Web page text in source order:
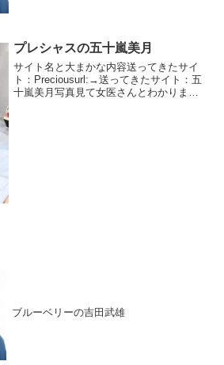
プレシャスの五十嵐美月
サイト名と大まかな内容送ってきたサイ
ト：Preciousurl:→送ってきたサイト：五
十嵐美月写真見て女医さんとわかります
ブルーベリーの吉田武雄